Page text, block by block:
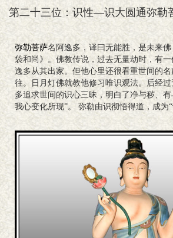
第二十三位：识性—识大圆通弥勒
弥勒菩萨名阿逸多，译曰无能胜，是未来佛
袋和尚》。佛教传说，过去无量劫时，有
逸多从其出家。但他心里还很看重世间的
往。日月灯佛就教他修习唯识观法。后经
多追求世间的识心三昧，明白了净与秽、
我心变化所现”。 弥勒由识彻悟得道，成为“